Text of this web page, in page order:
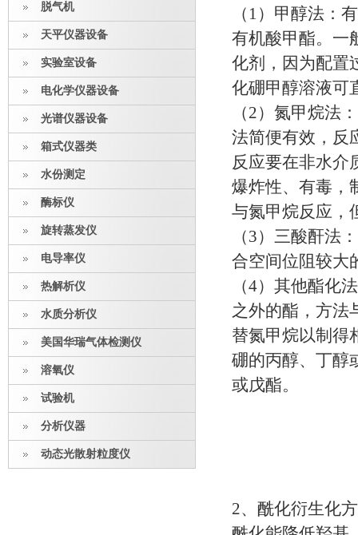
脱气机
天平仪器设备
实验室设备
电化学仪器设备
光谱仪器设备
箱式仪器类
水份测定
酶标仪
旋转蒸发仪
电导率仪
热解析仪
水质分析仪
美国华瑞气体检测仪
溶氧仪
试验机
分析仪器
动态光散射粒度仪
（1）甲醇法：
有机酸甲酯。一
化剂，因为配置
化硼甲醇溶液可
（2）氮甲烷法
法简便有效，反
反应要在非水介
爆炸性、有毒，
与氮甲烷反应，
（3）三酸酐法
合空间位阻较大
（4）其他酯化
之外的酯，方法
替氮甲烷以制得
硼的丙醇、丁醇
或戊酯。
2、酰化衍生化